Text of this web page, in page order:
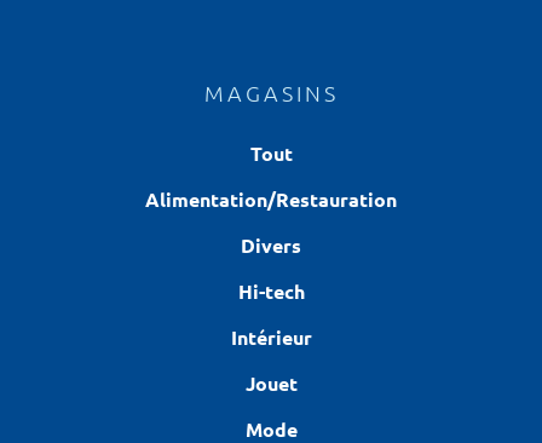
MAGASINS
Tout
Alimentation/Restauration
Divers
Hi-tech
Intérieur
Jouet
Mode